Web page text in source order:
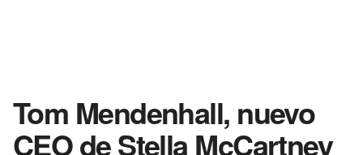
Tom Mendenhall, nuevo
CEO de Stella McCartney